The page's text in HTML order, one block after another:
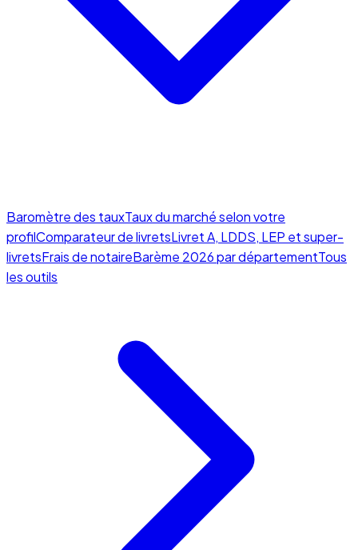
Baromètre des tauxTaux du marché selon votre
profilComparateur de livretsLivret A, LDDS, LEP et super-
livretsFrais de notaireBarème 2026 par départementTous
les outils